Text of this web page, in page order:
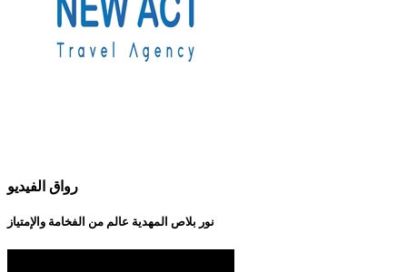
رواق الفيديو
نور بلاص المهدية عالم من الفخامة والإمتياز